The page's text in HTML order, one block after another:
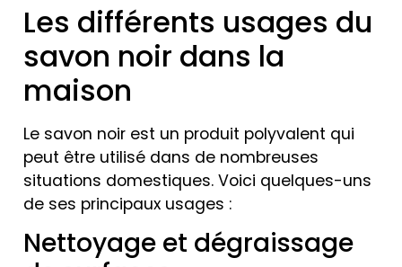
Les différents usages du
savon noir dans la
maison
Le savon noir est un produit polyvalent qui
peut être utilisé dans de nombreuses
situations domestiques. Voici quelques-uns
de ses principaux usages :
Nettoyage et dégraissage